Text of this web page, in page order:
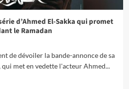
d’Ahmed El-Sakka qui promet
le Ramadan
de dévoiler la bande-annonce de sa
met en vedette l'acteur Ahmed...